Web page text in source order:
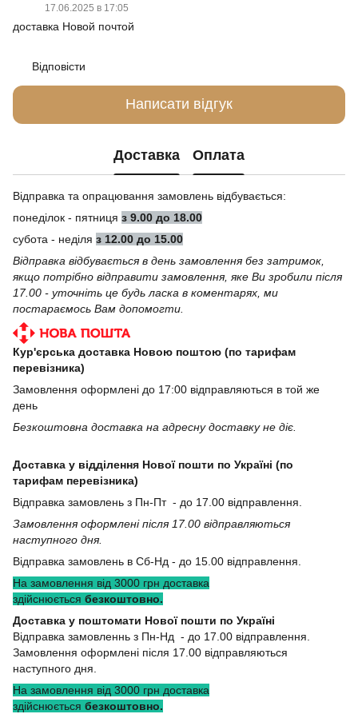
17.06.2025 в 17:05
доставка Новой почтой
Відповісти
Написати відгук
Доставка Оплата
Відправка та опрацювання замовлень відбувається:
понеділок - пятниця з 9.00 до 18.00
субота - неділя з 12.00 до 15.00
Відправка відбувається в день замовлення без затримок,
якщо потрібно відправити замовлення, яке Ви зробили після
17.00 - уточніть це будь ласка в коментарях, ми
постараємось Вам допомогти.
Кур'єрська доставка Новою поштою (по тарифам
перевізника)
Замовлення оформлені до 17:00 відправляються в той же
день
Безкоштовна доставка на адресну доставку не діє.
Доставка у відділення Нової пошти по Україні (по
тарифам перевізника)
Відправка замовлень з Пн-Пт - до 17.00 відправлення.
Замовлення оформлені після 17.00 відправляються
наступного дня.
Відправка замовлень в Сб-Нд - до 15.00 відправлення.
На замовлення від 3000 грн доставка
здійснюється безкоштовно.
Доставка у поштомати Нової пошти по Україні
Відправка замовленнь з Пн-Нд - до 17.00 відправлення.
Замовлення оформлені після 17.00 відправляються
наступного дня.
На замовлення від 3000 грн доставка
здійснюється безкоштовно.